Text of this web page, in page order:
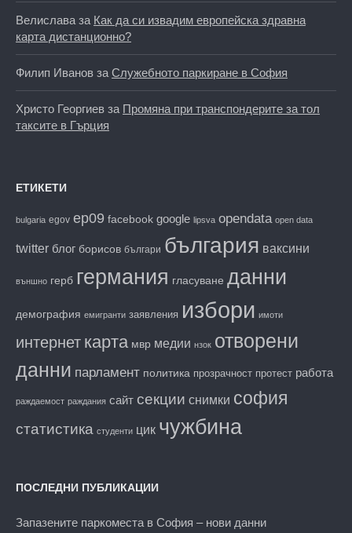
Велислава за Как да си извадим европейска здравна
карта дистанционно?
Филип Иванов за Служебното паркиране в София
Христо Георгиев за Промяна при транспондерите за тол
таксите в Гърция
ЕТИКЕТИ
bulgaria egov ep09 facebook google lipsva opendata open data
twitter блог борисов българи българия ваксини
външно герб германия гласуване данни
демография емигранти заявления избори имоти
интернет карта мвр медии нзок отворени
данни парламент политика прозрачност протест работа
раждаемост раждания сайт секции снимки софия
статистика студенти цик чужбина
ПОСЛЕДНИ ПУБЛИКАЦИИ
Запазените паркоместа в София – нови данни